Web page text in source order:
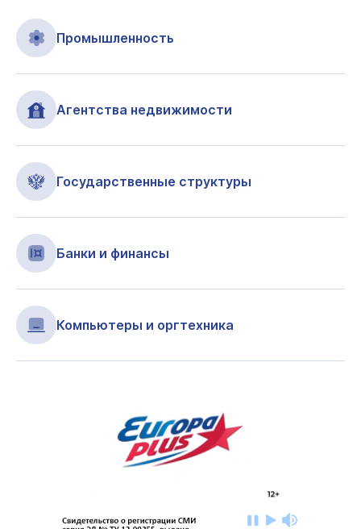
Промышленность
Агентства недвижимости
Государственные структуры
Банки и финансы
Компьютеры и оргтехника